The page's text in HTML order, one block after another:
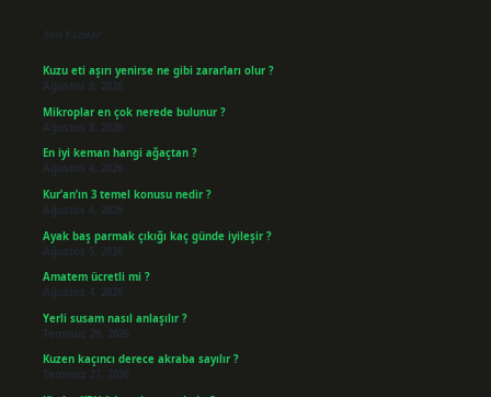
Son Yazılar
Kuzu eti aşırı yenirse ne gibi zararları olur ?
Ağustos 8, 2026
Mikroplar en çok nerede bulunur ?
Ağustos 8, 2026
En iyi keman hangi ağaçtan ?
Ağustos 6, 2026
Kur’an’ın 3 temel konusu nedir ?
Ağustos 6, 2026
Ayak baş parmak çıkığı kaç günde iyileşir ?
Ağustos 5, 2026
Amatem ücretli mi ?
Ağustos 4, 2026
Yerli susam nasıl anlaşılır ?
Temmuz 29, 2026
Kuzen kaçıncı derece akraba sayılır ?
Temmuz 27, 2026